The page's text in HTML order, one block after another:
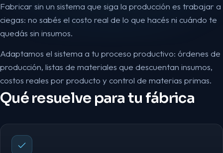
Fabricar sin un sistema que siga la producción es trabajar a
ciegas: no sabés el costo real de lo que hacés ni cuándo te
quedás sin insumos.
Adaptamos el sistema a tu proceso productivo: órdenes de
producción, listas de materiales que descuentan insumos,
costos reales por producto y control de materias primas.
Qué resuelve para tu fábrica